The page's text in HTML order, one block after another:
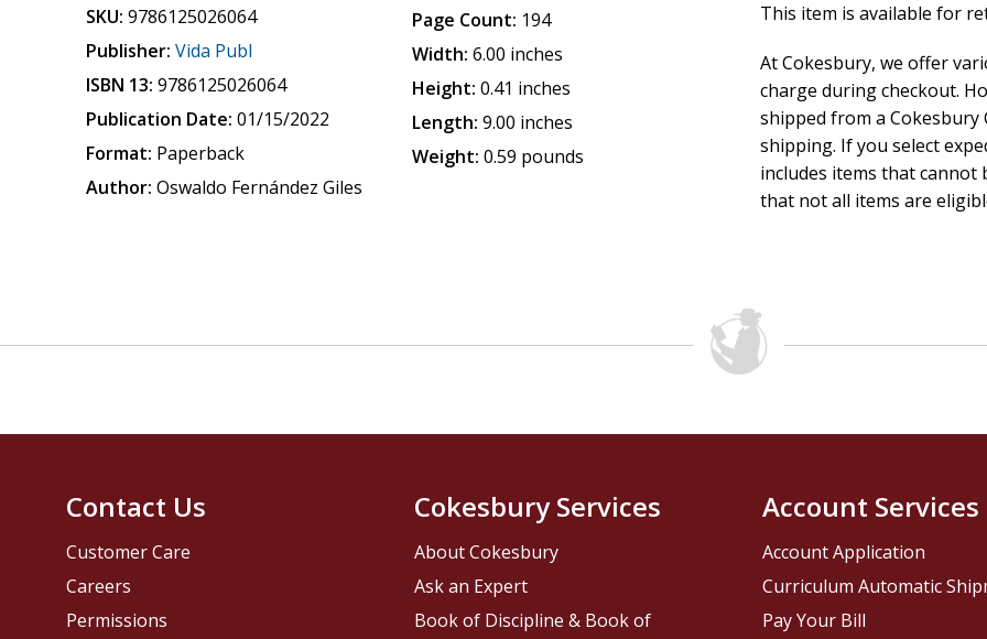
SKU: 9786125026064
Publisher: Vida Publ
ISBN 13: 9786125026064
Publication Date: 01/15/2022
Format: Paperback
Author: Oswaldo Fernández Giles
Page Count: 194
Width: 6.00 inches
Height: 0.41 inches
Length: 9.00 inches
Weight: 0.59 pounds
This item is available for
At Cokesbury, we offer
charge during checkout.
shipped from a
shipping. If you select
includes items that cannot
that not all items are
Contact Us
Customer Care
Careers
Permissions
Cokesbury Services
About Cokesbury
Ask an Expert
Book of Discipline & Book of
Account Services
Account Application
Curriculum Automatic
Pay Your Bill